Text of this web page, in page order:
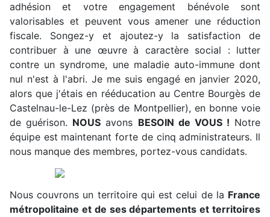
adhésion et votre engagement bénévole sont
valorisables et peuvent vous amener une réduction
fiscale. Songez-y et ajoutez-y la satisfaction de
contribuer à une œuvre à caractère social : lutter
contre un syndrome, une maladie auto-immune dont
nul n'est à l'abri. Je me suis engagé en janvier 2020,
alors que j'étais en rééducation au Centre Bourgès de
Castelnau-le-Lez (près de Montpellier), en bonne voie
de guérison. NOUS avons BESOIN de VOUS ! Notre
équipe est maintenant forte de cinq administrateurs. Il
nous manque des membres, portez-vous candidats.
Nous couvrons un territoire qui est celui de la France
métropolitaine et de ses départements et territoires